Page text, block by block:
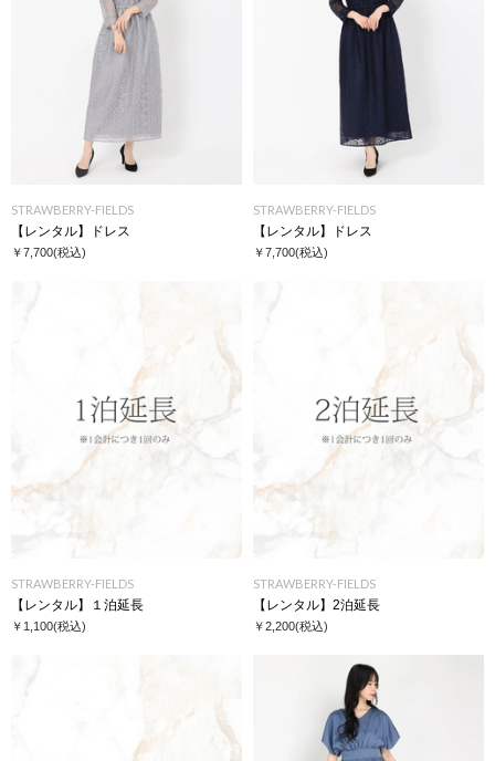
STRAWBERRY-FIELDS
【レンタル】ドレス
￥7,700(税込)
STRAWBERRY-FIELDS
【レンタル】ドレス
￥7,700(税込)
STRAWBERRY-FIELDS
【レンタル】１泊延長
￥1,100(税込)
STRAWBERRY-FIELDS
【レンタル】2泊延長
￥2,200(税込)